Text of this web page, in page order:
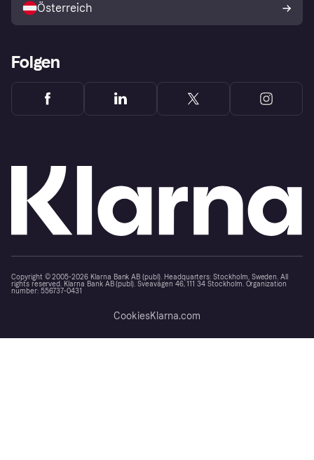
Österreich
Folgen
Copyright © 2005-2026 Klarna Bank AB (publ). Headquarters: Stockholm, Sweden. All
rights reserved. Klarna Bank AB (publ). Sveavägen 46, 111 34 Stockholm. Organization
number: 556737-0431
CookiesKlarna.com